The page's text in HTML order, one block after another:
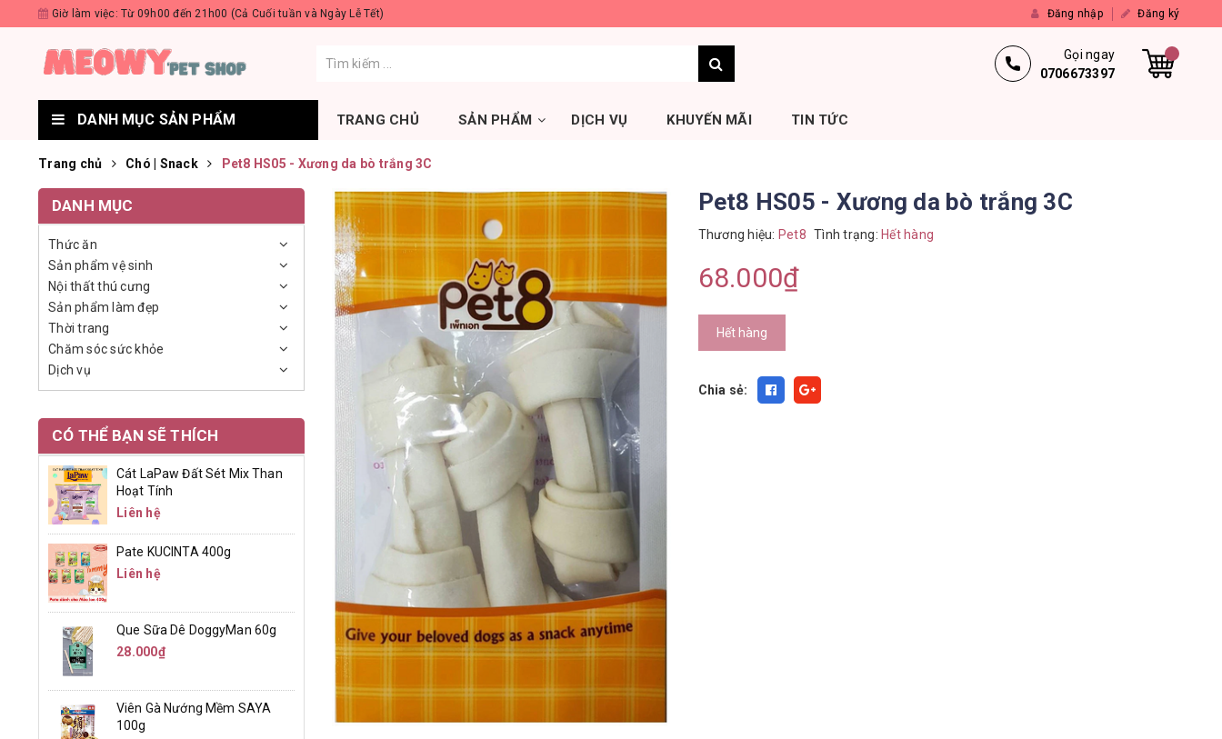
Giờ làm việc: Từ 09h00 đến 21h00 (Cả Cuối tuần và Ngày Lễ Tết) Đăng nhập Đăng ký
Gọi ngay
0706673397
DANH MỤC SẢN PHẨM TRANG CHỦ SẢN PHẨM DỊCH VỤ KHUYẾN MÃI TIN TỨC
Trang chủ Chó | Snack Pet8 HS05 - Xương da bò trắng 3C
Pet8 HS05 - Xương da bò trắng 3C
Thương hiệu: Pet8 Tình trạng: Hết hàng
68.000₫
Hết hàng
Chia sẻ:
DANH MỤC
Thức ăn
Sản phẩm vệ sinh
Nội thất thú cưng
Sản phẩm làm đẹp
Thời trang
Chăm sóc sức khỏe
Dịch vụ
CÓ THỂ BẠN SẼ THÍCH
Cát LaPaw Đất Sét Mix Than
Hoạt Tính
Liên hệ
Pate KUCINTA 400g
Liên hệ
Que Sữa Dê DoggyMan 60g
28.000₫
Viên Gà Nướng Mềm SAYA
100g